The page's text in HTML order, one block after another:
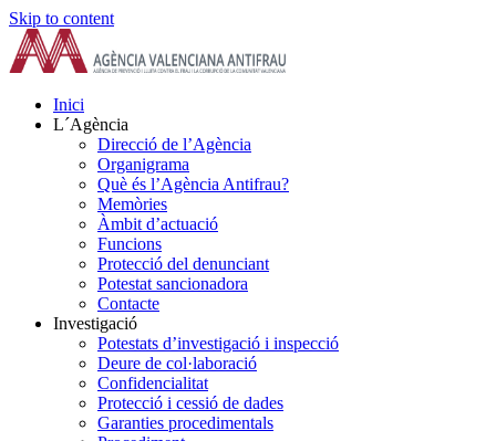
Skip to content
Inici
L´Agència
Direcció de l’Agència
Organigrama
Què és l’Agència Antifrau?
Memòries
Àmbit d’actuació
Funcions
Protecció del denunciant
Potestat sancionadora
Contacte
Investigació
Potestats d’investigació i inspecció
Deure de col·laboració
Confidencialitat
Protecció i cessió de dades
Garanties procedimentals